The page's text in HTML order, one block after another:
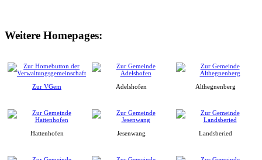
Weitere Homepages:
Zur VGem Adelshofen Althegnenberg
Hattenhofen Jesenwang Landsberied